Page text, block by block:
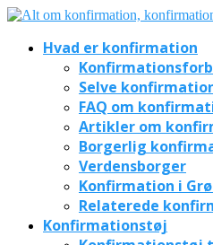
Hvad er konfirmation
Selve
FAQ om
Artikler om
Borgerlig
Verdensborger
Konfirmation i
Relaterede
Konfirmationstøj